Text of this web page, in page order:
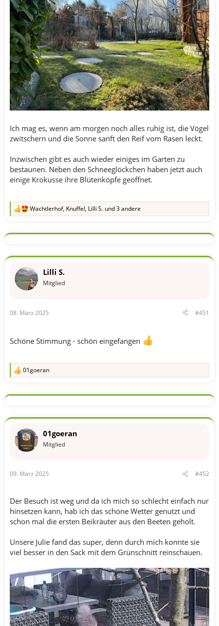
Ich mag es, wenn am morgen noch alles ruhig ist, die Vögel
zwitschern und die Sonne sanft den Reif vom Rasen leckt.
Inzwischen gibt es auch wieder einiges im Garten zu
bestaunen. Neben den Schneeglöckchen haben jetzt auch
einige Krokusse ihre Blütenköpfe geöffnet.
R
k
o
e
n
Wachtlerhof, Knuffel, Lilli S. und 3 andere
Lilli S.
Mitglied
08. März 2025 #451
Schöne Stimmung - schön eingefangen
R
k
o
e
n
01goeran
01goeran
Mitglied
09. März 2025 #452
Der Besuch ist weg und da ich mich so schlecht einfach nur
hinsetzen kann, hab ich das schöne Wetter genutzt und
schon mal die ersten Beikräuter aus den Beeten geholt.
Unsere Julie fand das super, denn durch mich konnte sie
viel besser in den Sack mit dem Grünschnitt reinschauen.